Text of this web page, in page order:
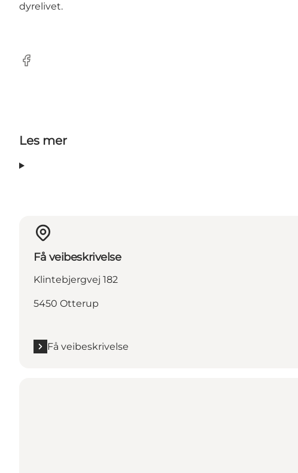
dyrelivet.
Facebook
Les mer
Få veibeskrivelse
Klintebjergvej 182
5450 Otterup
Få veibeskrivelse